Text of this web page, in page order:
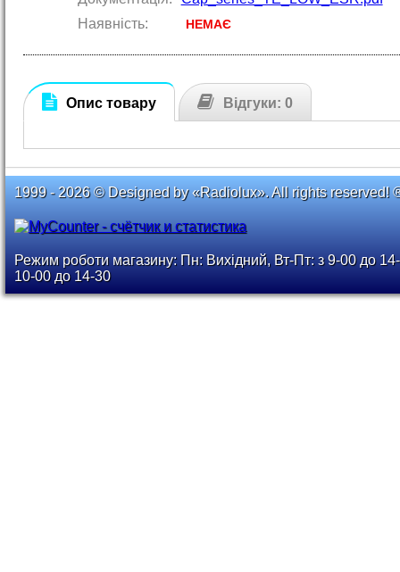
Наявність:
НЕМАЄ
Опис товару Відгуки: 0
1999 - 2026 © Designed by «Radiolux». All rights reserved!
Режим роботи магазину: Пн: Вихідний, Вт-Пт: з 9-00 до
10-00 до 14-30